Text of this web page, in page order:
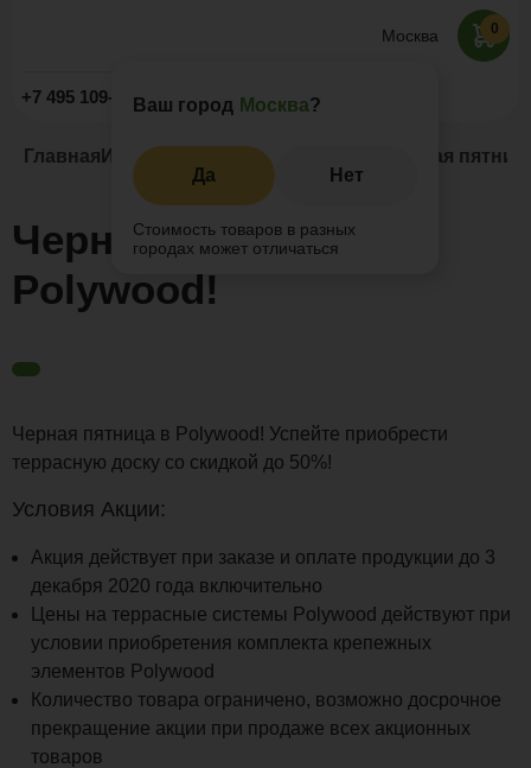
Москва
Ваш город Москва?
Да Нет
Стоимость товаров в разных
городах может отличаться
+7 495 109-52-09 Заказать звонок
0
Главная Информация Новости и акции Черная
Черная пятница в
Polywood!
Черная пятница в Polywood! Успейте приобрести
террасную доску со скидкой до 50%!
Условия Акции:
Акция действует при заказе и оплате продукции до 3
декабря 2020 года включительно
Цены на террасные системы Polywood действуют при
условии приобретения комплекта крепежных
элементов Polywood
Количество товара ограничено, возможно досрочное
прекращение акции при продаже всех акционных
товаров